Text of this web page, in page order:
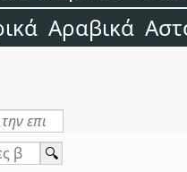
Αραβικά